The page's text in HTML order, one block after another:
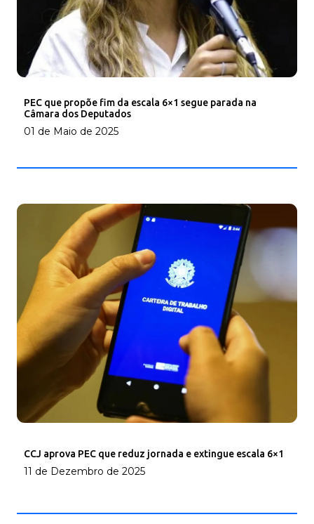
PEC que propõe fim da escala 6×1 segue parada na
Câmara dos Deputados
01 de Maio de 2025
CCJ aprova PEC que reduz jornada e extingue escala 6×1
11 de Dezembro de 2025